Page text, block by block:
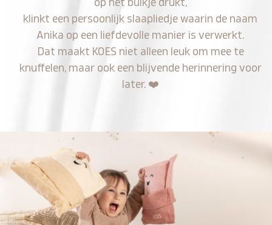
op het buikje drukt,
klinkt een persoonlijk slaapliedje waarin de naam
Anika op een liefdevolle manier is verwerkt.
Dat maakt KOES niet alleen leuk om mee te
knuffelen, maar ook een blijvende herinnering voor
later. ❤️